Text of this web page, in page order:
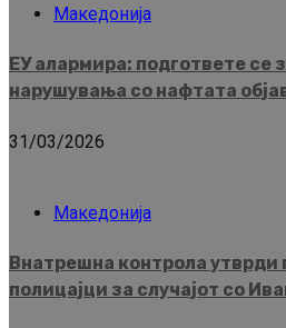
Македонија
ЕУ алармира: подгответе се
нарушувања со нафтата
31/03/2026
Македонија
Внатрешна контрола утврди
полицајци за случајот со